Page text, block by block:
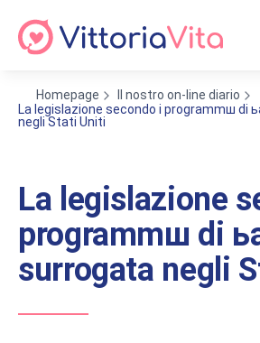
Homepage
Il nostro on-line diario
La legislazione secondo i programmш di
negli Stati Uniti
La legislazione
programmш di
surrogata negli